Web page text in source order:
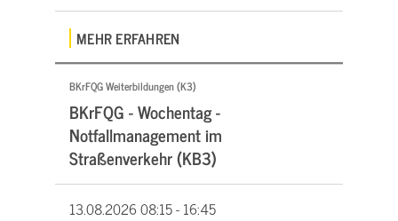
MEHR ERFAHREN
BKrFQG Weiterbildungen (K3)
BKrFQG - Wochentag -
Notfallmanagement im
Straßenverkehr (KB3)
13.08.202608:15 - 16:45